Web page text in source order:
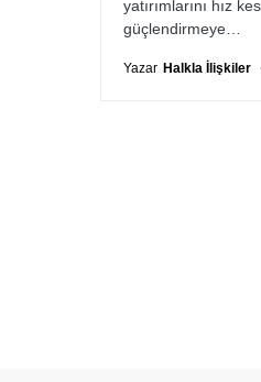
yatırımlarını hız
güçlendirmeye…
Yazar Halkla İlişkiler